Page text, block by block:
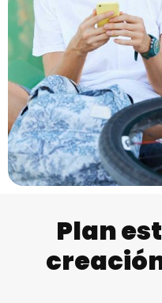
Plan